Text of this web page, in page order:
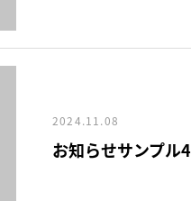
2024.11.08
お知らせサンプル4